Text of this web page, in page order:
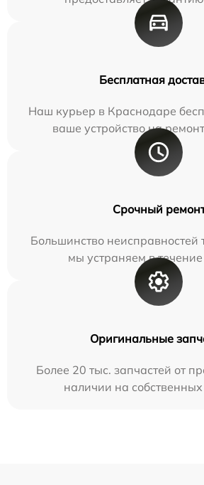
Бесплатная
Наш курьер в Краснодаре
ваше устройство на
Срочный
Большинство неисправностей
мы устраняем в
Оригинальные
Более 20 тыс. запчастей от
наличии на